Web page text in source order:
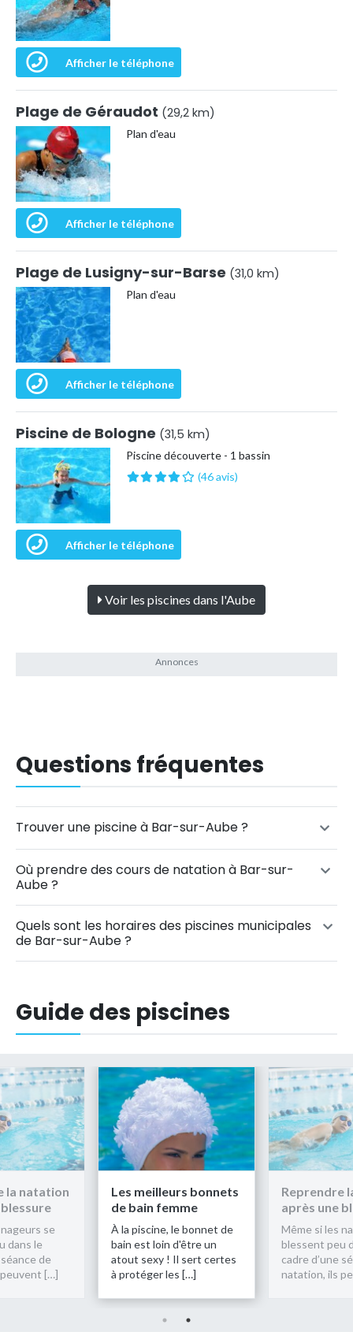
Afficher le téléphone
Plage de Géraudot (29,2 km)
Plan d'eau
Afficher le téléphone
Plage de Lusigny-sur-Barse (31,0 km)
Plan d'eau
Afficher le téléphone
Piscine de Bologne (31,5 km)
Piscine découverte - 1 bassin
(46 avis)
Afficher le téléphone
Voir les piscines dans l'Aube
Questions fréquentes
Trouver une piscine à Bar-sur-Aube ?
Où prendre des cours de natation à Bar-sur-
Aube ?
Quels sont les horaires des piscines municipales
de Bar-sur-Aube ?
Guide des piscines
la natation
se
dans le
de
[…]
Les meilleurs bonnets
de bain femme
À la piscine, le bonnet de
bain est loin d'être un
atout sexy ! Il sert certes
à protéger les […]
Reprendre
après une
Même si les
blessent peu
cadre d’une
natation, ils